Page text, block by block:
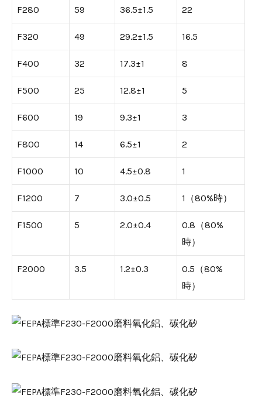
F280 59 36.5±1.5 22
F320 49 29.2±1.5 16.5
F400 32 17.3±1 8
F500 25 12.8±1 5
F600 19 9.3±1 3
F800 14 6.5±1 2
F1000 10 4.5±0.8 1
F1200 7 3.0±0.5 1（80%時）
F1500 5 2.0±0.4
0.8（80%
時）
F2000 3.5 1.2±0.3
0.5（80%
時）